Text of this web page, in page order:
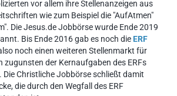
vor allem ihre Stellenanzeigen aus
wie zum Beispiel die "AufAtmen"
Die Jesus.de Jobbörse wurde Ende 2019
Bis Ende 2016 gab es noch die ERF
noch einen weiteren Stellenmarkt für
zugunsten der Kernaufgaben des ERFs
Die Christliche Jobbörse schließt damit
die durch den Wegfall des ERF